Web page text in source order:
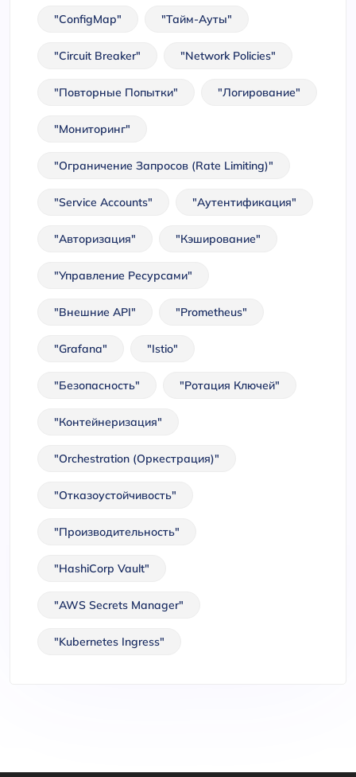
"ConfigMap" "Тайм-Ауты"
"Circuit Breaker" "Network Policies"
"Повторные Попытки" "Логирование"
"Мониторинг"
"Ограничение Запросов (Rate Limiting)"
"Service Accounts" "Аутентификация"
"Авторизация" "Кэширование"
"Управление Ресурсами"
"Внешние API" "Prometheus"
"Grafana" "Istio"
"Безопасность" "Ротация Ключей"
"Контейнеризация"
"Orchestration (Оркестрация)"
"Отказоустойчивость"
"Производительность"
"HashiCorp Vault"
"AWS Secrets Manager"
"Kubernetes Ingress"